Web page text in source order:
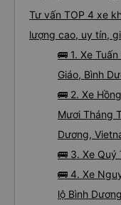
Tư vấn TOP 4 xe
lượng cao, uy tín,
🚌 1. Xe
Giáo, Bình
🚌 2. Xe
Mươi Tháng
Dương,
🚌 3. Xe Quý
🚌 4. Xe
lộ Bình